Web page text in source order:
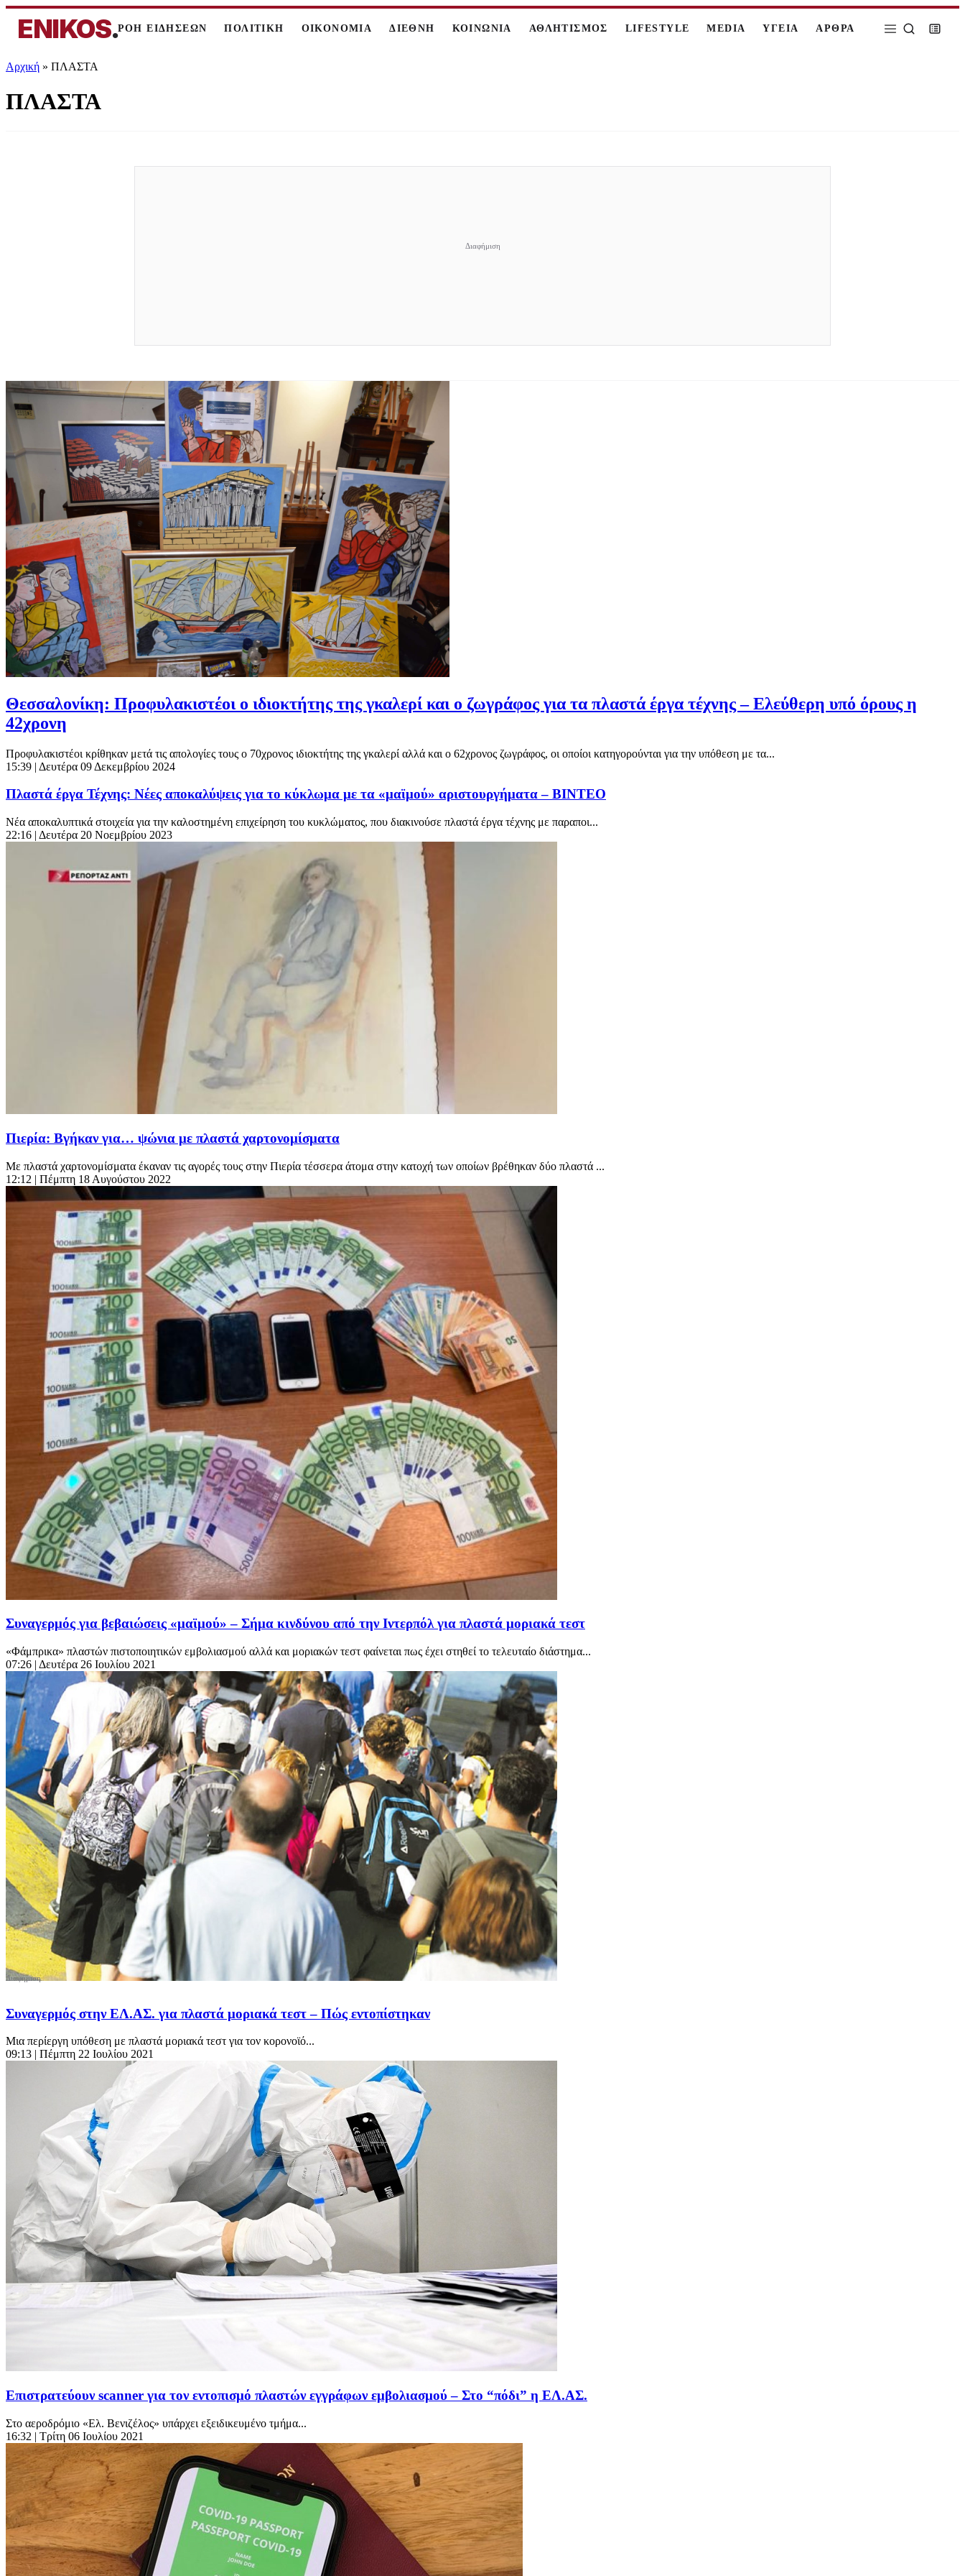
ENIKOS.ΡΟΗ ΕΙΔΗΣΕΩΝ ΠΟΛΙΤΙΚΗ ΟΙΚΟΝΟΜΙΑ ΔΙΕΘΝΗ ΚΟΙΝΩΝΙΑ ΑΘΛΗΤΙΣΜΟΣ LIFESTYLE MEDIA ΥΓΕΙΑ ΑΡΘΡΑ
Αρχική » ΠΛΑΣΤΑ
ΠΛΑΣΤΑ
Θεσσαλονίκη: Προφυλακιστέοι ο ιδιοκτήτης της γκαλερί και ο ζωγράφος για τα πλαστά έργα τέχνης – Ελεύθερη υπό όρους η
42χρονη
Προφυλακιστέοι κρίθηκαν μετά τις απολογίες τους ο 70χρονος ιδιοκτήτης της γκαλερί αλλά και ο 62χρονος ζωγράφος, οι οποίοι κατηγορούνται για την υπόθεση με τα...
15:39 | Δευτέρα 09 Δεκεμβρίου 2024
Πλαστά έργα Τέχνης: Νέες αποκαλύψεις για το κύκλωμα με τα «μαϊμού» αριστουργήματα – ΒΙΝΤΕΟ
Νέα αποκαλυπτικά στοιχεία για την καλοστημένη επιχείρηση του κυκλώματος, που διακινούσε πλαστά έργα τέχνης με παραποι...
22:16 | Δευτέρα 20 Νοεμβρίου 2023
Πιερία: Βγήκαν για… ψώνια με πλαστά χαρτονομίσματα
Με πλαστά χαρτονομίσματα έκαναν τις αγορές τους στην Πιερία τέσσερα άτομα στην κατοχή των οποίων βρέθηκαν δύο πλαστά ...
12:12 | Πέμπτη 18 Αυγούστου 2022
Συναγερμός για βεβαιώσεις «μαϊμού» – Σήμα κινδύνου από την Ιντερπόλ για πλαστά μοριακά τεστ
«Φάμπρικα» πλαστών πιστοποιητικών εμβολιασμού αλλά και μοριακών τεστ φαίνεται πως έχει στηθεί το τελευταίο διάστημα...
07:26 | Δευτέρα 26 Ιουλίου 2021
Συναγερμός στην ΕΛ.ΑΣ. για πλαστά μοριακά τεστ – Πώς εντοπίστηκαν
Μια περίεργη υπόθεση με πλαστά μοριακά τεστ για τον κορονοϊό...
09:13 | Πέμπτη 22 Ιουλίου 2021
Επιστρατεύουν scanner για τον εντοπισμό πλαστών εγγράφων εμβολιασμού – Στο “πόδι” η ΕΛ.ΑΣ.
Στο αεροδρόμιο «Ελ. Βενιζέλος» υπάρχει εξειδικευμένο τμήμα...
16:32 | Τρίτη 06 Ιουλίου 2021